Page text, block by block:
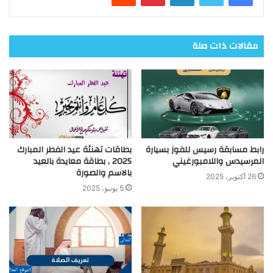
مقالات ذات صلة
رابط مسابقة رسيس للفوز بسيارة
المرسيدس واللامبورغيني
26 أكتوبر، 2025
بطاقات تهنئة عيد الفطر المبارك
2025 , بطاقة معايدة بالعيد
بالاسم والصورة
5 يونيو، 2025